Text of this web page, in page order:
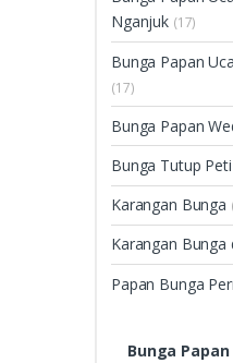
Nganjuk (17)
Bunga Papan
(17)
Bunga Papan
Bunga Tutup Peti
Karangan Bunga
Karangan Bunga
Papan Bunga
Bunga